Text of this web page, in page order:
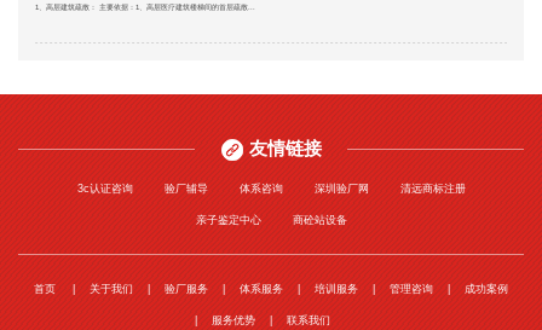
1、高层建筑疏散： 主要依据：1、高层医疗建筑楼梯间的首层疏散...
友情链接
3c认证咨询 验厂辅导 体系咨询 深圳验厂网 清远商标注册
亲子鉴定中心 商砼站设备
首页 关于我们 验厂服务 体系服务 培训服务 管理咨询 成功案例
服务优势 联系我们